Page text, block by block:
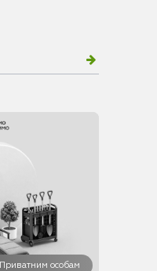
Приватним особам